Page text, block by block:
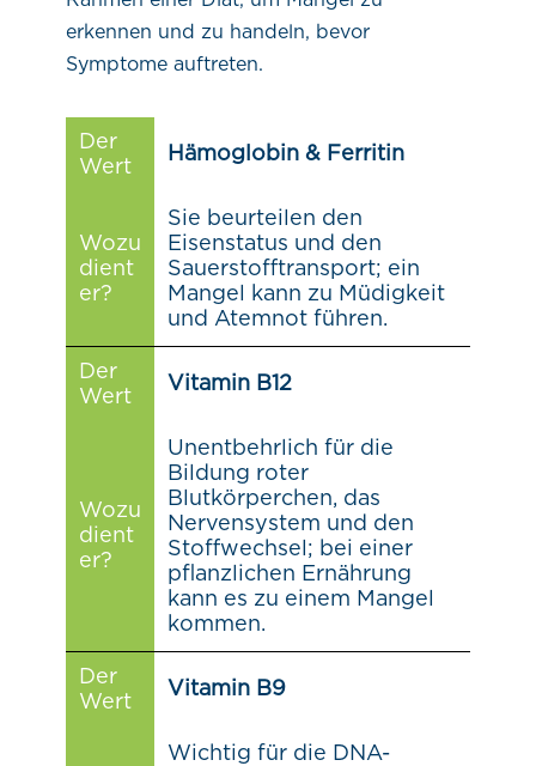
erkennen und zu handeln, bevor
Symptome auftreten.
Der
Wert
Hämoglobin & Ferritin
Wozu
dient
er?
Sie beurteilen den
Eisenstatus und den
Sauerstofftransport; ein
Mangel kann zu Müdigkeit
und Atemnot führen.
Der
Wert
Vitamin B12
Wozu
dient
er?
Unentbehrlich für die
Bildung roter
Blutkörperchen, das
Nervensystem und den
Stoffwechsel; bei einer
pflanzlichen Ernährung
kann es zu einem Mangel
kommen.
Der
Wert
Vitamin B9
Wichtig für die DNA-